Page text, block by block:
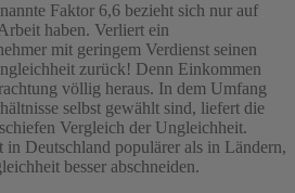
Faktor 6,6 bezieht sich nur auf
haben. Verliert ein
mit geringem Verdienst seinen
zurück! Denn Einkommen
völlig heraus. In dem Umfang
selbst gewählt sind, liefert die
Vergleich der Ungleichheit.
in Deutschland populärer als in Ländern,
besser abschneiden.